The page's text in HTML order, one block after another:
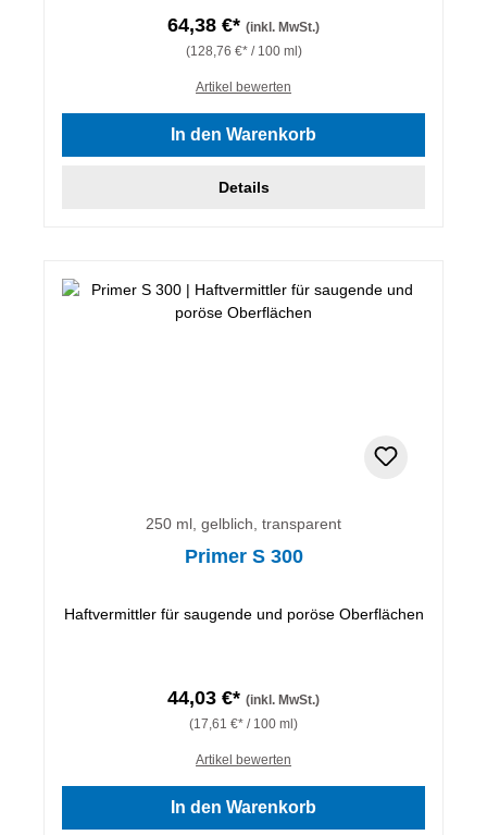
64,38 €* (inkl. MwSt.)
(128,76 €* / 100 ml)
Artikel bewerten
In den Warenkorb
Details
250 ml, gelblich, transparent
Primer S 300
Haftvermittler für saugende und poröse Oberflächen
44,03 €* (inkl. MwSt.)
(17,61 €* / 100 ml)
Artikel bewerten
In den Warenkorb